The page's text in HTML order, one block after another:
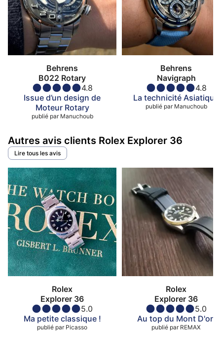
Behrens
B022 Rotary
4.8
Issue d’un design de
Moteur Rotary
publié par Manuchoub
Behrens
Navigraph
4.8
La technicité Asiatique
publié par Manuchoub
Autres avis clients Rolex Explorer 36
Lire tous les avis
Rolex
Explorer 36
5.0
Ma petite classique !
publié par Picasso
Rolex
Explorer 36
5.0
Au top du Mont D'or.
publié par REMAX